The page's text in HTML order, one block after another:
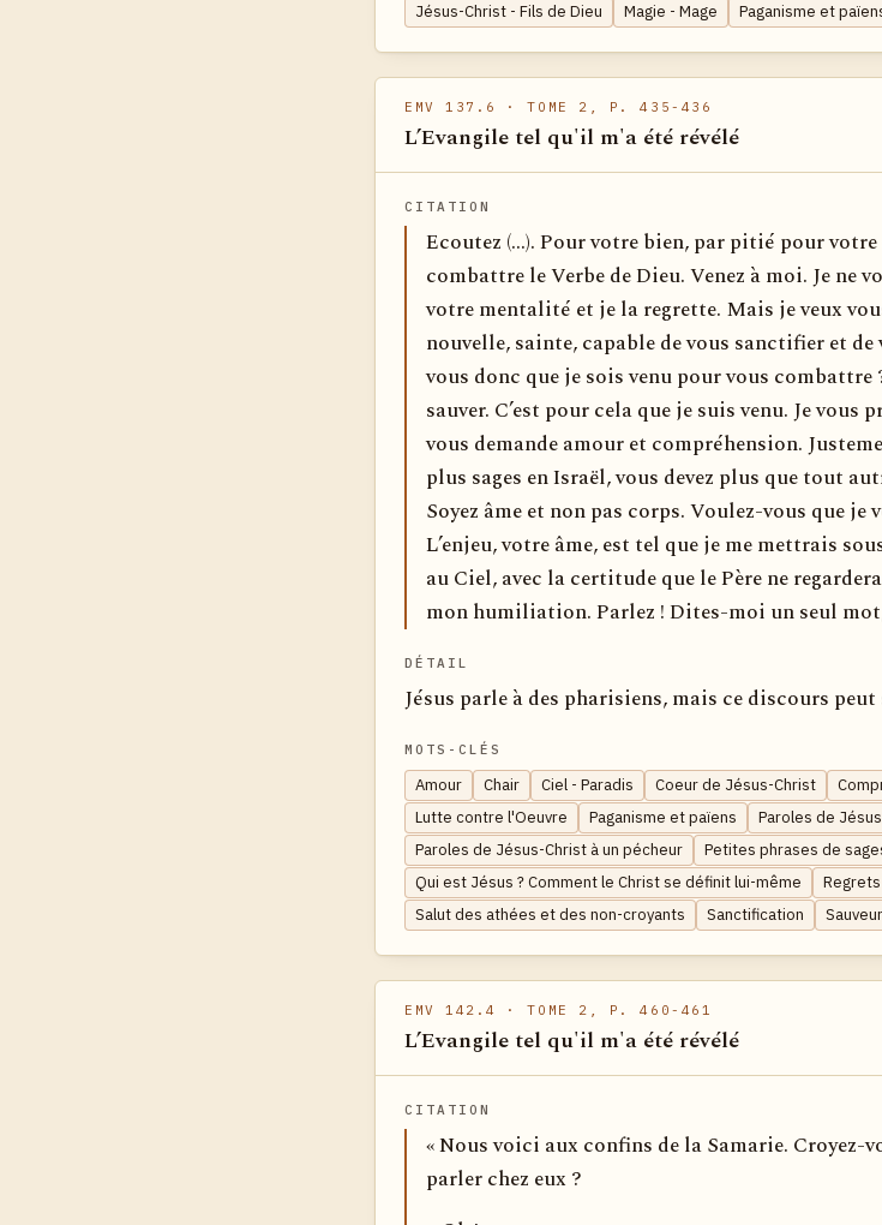
Jésus-Christ - Fils de Dieu Magie - Mage Paganisme et
EMV 137.6 · TOME 2, P. 435-436
L’Evangile tel qu'il m'a été révélé
CITATION
Ecoutez (...). Pour votre bien, par pitié pour votre
combattre le Verbe de Dieu. Venez à moi. Je ne
votre mentalité et je la regrette. Mais je veux
nouvelle, sainte, capable de vous sanctifier et de
vous donc que je sois venu pour vous combattre
sauver. C’est pour cela que je suis venu. Je vous
vous demande amour et compréhension.
plus sages en Israël, vous devez plus que tout
Soyez âme et non pas corps. Voulez-vous que je
L’enjeu, votre âme, est tel que je me mettrais
au Ciel, avec la certitude que le Père ne
mon humiliation. Parlez ! Dites-moi un seul
DÉTAIL
Jésus parle à des pharisiens, mais ce discours
MOTS-CLÉS
Amour Chair Ciel - Paradis Coeur de Jésus-Christ
Lutte contre l'Oeuvre
Paganisme et païens
Paroles de
Paroles de Jésus-Christ à un pécheur
Petites phrases de
Qui est Jésus ? Comment le Christ se définit lui-même
Regrets
Salut des athées et des non-croyants
Sanctification Sauveur
EMV 142.4 · TOME 2, P. 460-461
L’Evangile tel qu'il m'a été révélé
CITATION
« Nous voici aux confins de la Samarie. Croyez-
parler chez eux ?